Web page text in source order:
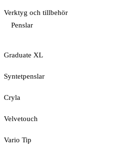
Verktyg och tillbehör
Penslar
Graduate XL
Syntetpenslar
Cryla
Velvetouch
Vario Tip